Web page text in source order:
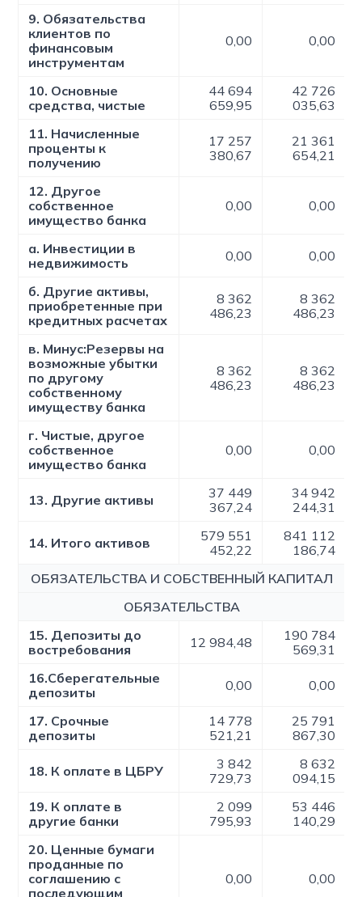
9. Обязательства
клиентов по
финансовым
инструментам
0,00 0,00
10. Основные
средства, чистые
44 694
659,95
42 726
035,63
11. Начисленные
проценты к
получению
17 257
380,67
21 361
654,21
12. Другое
собственное
имущество банка
0,00 0,00
а. Инвестиции в
недвижимость
0,00 0,00
б. Другие активы,
приобретенные при
кредитных расчетах
8 362
486,23
8 362
486,23
в. Минус:Резервы на
возможные убытки
по другому
собственному
имуществу банка
8 362
486,23
8 362
486,23
г. Чистые, другое
собственное
имущество банка
0,00 0,00
13. Другие активы
37 449
367,24
34 942
244,31
14. Итого активов
579 551
452,22
841 112
186,74
ОБЯЗАТЕЛЬСТВА И СОБСТВЕННЫЙ КАПИТАЛ
ОБЯЗАТЕЛЬСТВА
15. Депозиты до
востребования
12 984,48
190 784
569,31
16.Сберегательные
депозиты
0,00 0,00
17. Срочные
депозиты
14 778
521,21
25 791
867,30
18. К оплате в ЦБРУ
3 842
729,73
8 632
094,15
19. К оплате в
другие банки
2 099
795,93
53 446
140,29
20. Ценные бумаги
проданные по
соглашению с
последующим
0,00 0,00